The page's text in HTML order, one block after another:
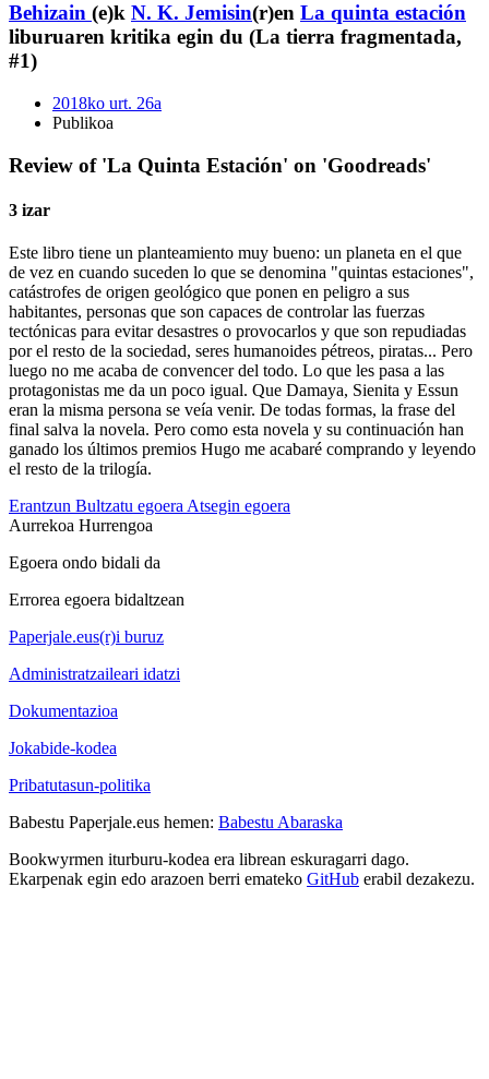
Behizain (e)k N. K. Jemisin(r)en La quinta estación
liburuaren kritika egin du (La tierra fragmentada,
#1)
2018ko urt. 26a
Publikoa
Review of 'La Quinta Estación' on 'Goodreads'
3 izar
Este libro tiene un planteamiento muy bueno: un planeta en el que
de vez en cuando suceden lo que se denomina "quintas estaciones",
catástrofes de origen geológico que ponen en peligro a sus
habitantes, personas que son capaces de controlar las fuerzas
tectónicas para evitar desastres o provocarlos y que son repudiadas
por el resto de la sociedad, seres humanoides pétreos, piratas... Pero
luego no me acaba de convencer del todo. Lo que les pasa a las
protagonistas me da un poco igual. Que Damaya, Sienita y Essun
eran la misma persona se veía venir. De todas formas, la frase del
final salva la novela. Pero como esta novela y su continuación han
ganado los últimos premios Hugo me acabaré comprando y leyendo
el resto de la trilogía.
Erantzun Bultzatu egoera Atsegin egoera
Aurrekoa Hurrengoa
Egoera ondo bidali da
Errorea egoera bidaltzean
Paperjale.eus(r)i buruz
Administratzaileari idatzi
Dokumentazioa
Jokabide-kodea
Pribatutasun-politika
Babestu Paperjale.eus hemen: Babestu Abaraska
Bookwyrmen iturburu-kodea era librean eskuragarri dago.
Ekarpenak egin edo arazoen berri emateko GitHub erabil dezakezu.